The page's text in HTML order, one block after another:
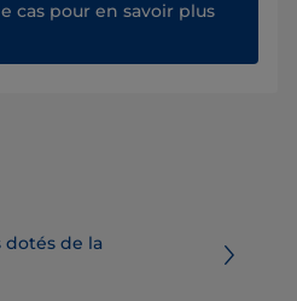
cas pour en savoir plus
dotés de la